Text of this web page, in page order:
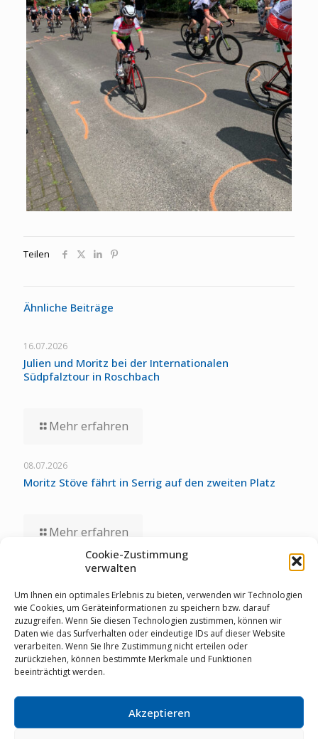
Cookie-Zustimmung
verwalten
Um Ihnen ein optimales Erlebnis zu bieten, verwenden wir Technologien
wie Cookies, um Geräteinformationen zu speichern bzw. darauf
zuzugreifen. Wenn Sie diesen Technologien zustimmen, können wir
Daten wie das Surfverhalten oder eindeutige IDs auf dieser Website
verarbeiten. Wenn Sie Ihre Zustimmung nicht erteilen oder
zurückziehen, können bestimmte Merkmale und Funktionen
beeinträchtigt werden.
Akzeptieren
Teilen
Ähnliche Beiträge
16.07.2026
Julien und Moritz bei der Internationalen
Südpfalztour in Roschbach
Mehr erfahren
08.07.2026
Moritz Stöve fährt in Serrig auf den zweiten Platz
Mehr erfahren
Staubwolke-U17 zollt unglücklichen Umständen bei
Deutschen Meisterschaften Tribut
Mehr erfahren
© RSV Staubwolke Refrath 1952 e.V. |
Cookie Richtlinie|Impressum|Mitglieder-Login|
02204